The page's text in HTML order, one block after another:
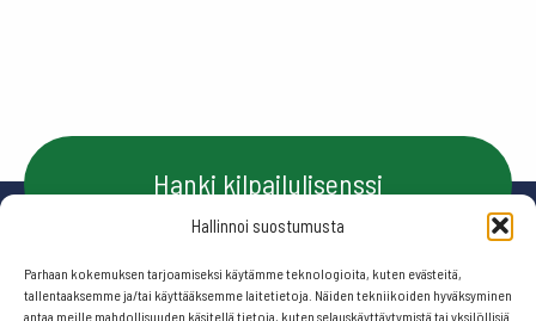
Hallinnoi suostumusta
Parhaan kokemuksen tarjoamiseksi käytämme teknologioita, kuten evästeitä,
tallentaaksemme ja/tai käyttääksemme laitetietoja. Näiden tekniikoiden hyväksyminen
antaa meille mahdollisuuden käsitellä tietoja, kuten selauskäyttäytymistä tai yksilöllisiä
Hanki kilpailulisenssi
Ota yhteyttä